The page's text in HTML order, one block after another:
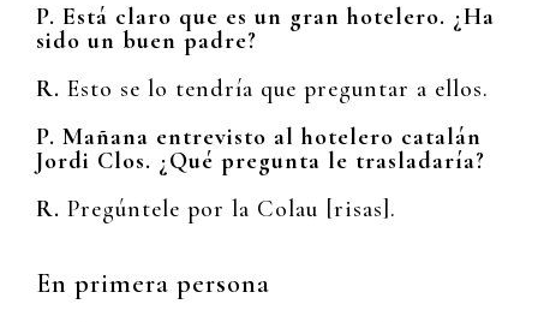
P. Está claro que es un gran hotelero. ¿Ha
sido un buen padre?
R. Esto se lo tendría que preguntar a ellos.
P. Mañana entrevisto al hotelero catalán
Jordi Clos. ¿Qué pregunta le trasladaría?
R. Pregúntele por la Colau [risas].
En primera persona